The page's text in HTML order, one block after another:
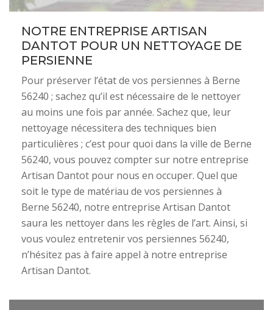
NOTRE ENTREPRISE ARTISAN
DANTOT POUR UN NETTOYAGE DE
PERSIENNE
Pour préserver l’état de vos persiennes à Berne
56240 ; sachez qu’il est nécessaire de le nettoyer
au moins une fois par année. Sachez que, leur
nettoyage nécessitera des techniques bien
particulières ; c’est pour quoi dans la ville de Berne
56240, vous pouvez compter sur notre entreprise
Artisan Dantot pour nous en occuper. Quel que
soit le type de matériau de vos persiennes à
Berne 56240, notre entreprise Artisan Dantot
saura les nettoyer dans les règles de l’art. Ainsi, si
vous voulez entretenir vos persiennes 56240,
n’hésitez pas à faire appel à notre entreprise
Artisan Dantot.